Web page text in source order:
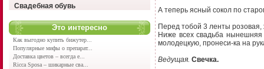
Свадебная обувь
Это интересно
Как выгодно купить бижутер...
Популярные мифы о препарат...
Доставка цветов – всегда е...
Ricca Sposa – шикарные сва...
А теперь ясный сокол по
Перед тобой 3 ленты
Hиже всех свадьба
молодецкую, пронеси-ка на
Ведущая. Свечка.